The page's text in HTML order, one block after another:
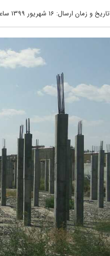
تاریخ و زمان ارسال: 16 شهریور 1399 ساعت 07:25